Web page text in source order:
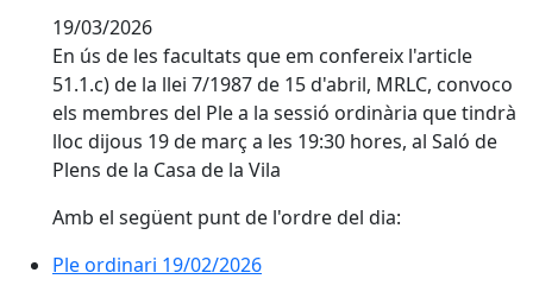
19/03/2026
En ús de les facultats que em confereix l'article
51.1.c) de la llei 7/1987 de 15 d'abril, MRLC, convoco
els membres del Ple a la sessió ordinària que tindrà
lloc dijous 19 de març a les 19:30 hores, al Saló de
Plens de la Casa de la Vila
Amb el següent punt de l'ordre del dia:
Ple ordinari 19/02/2026
Ple ordinari 19/02/2026